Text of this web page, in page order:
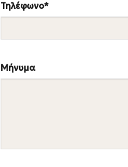
Τηλέφωνο*
Μήνυμα